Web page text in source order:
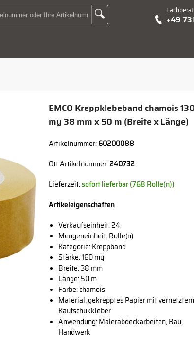
Suchbegriff oder Artikelnummer hier eingeben:
Zur Suche Landingpage
+49
EMCO Kreppklebeband chamois 130
my 38 mm x 50 m (Breite x Länge)
Artikelnummer:60200088
Ott Artikelnummer:240732
Lieferzeit:sofort lieferbar (768 Rolle(n))
Artikeleigenschaften
Verkaufseinheit: 24
Mengeneinheit: Rolle(n)
Kategorie: Kreppband
Stärke: 160 my
Breite: 38 mm
Länge: 50 m
Farbe: chamois
Material: gekrepptes Papier mit vernetztem
Kautschukkleber
Anwendung: Malerabdeckarbeiten, Bau,
Handwerk